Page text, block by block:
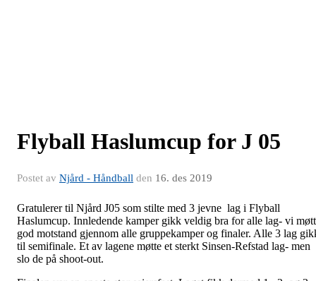
Flyball Haslumcup for J 05
Postet av Njård - Håndball den 16. des 2019
Gratulerer til Njård J05 som stilte med 3 jevne lag i Flyball
Haslumcup. Innledende kamper gikk veldig bra for alle lag- vi
god motstand gjennom alle gruppekamper og finaler. Alle 3 lag
til semifinale. Et av lagene møtte et sterkt Sinsen-Refstad lag- men
slo de på shoot-out.